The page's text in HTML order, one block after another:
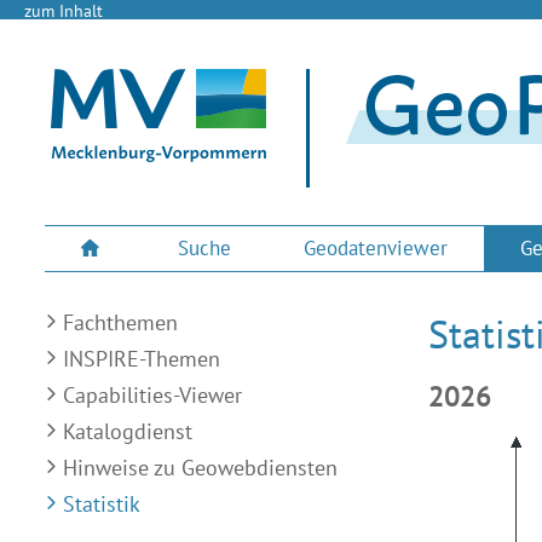
zum Inhalt
Suche Geodatenviewer
Fachthemen
INSPIRE-Themen
Capabilities-Viewer
Katalogdienst
Hinweise zu Geowebdiensten
Statistik
2026